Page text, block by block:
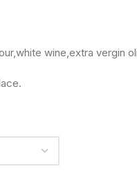
wine,extra vergin